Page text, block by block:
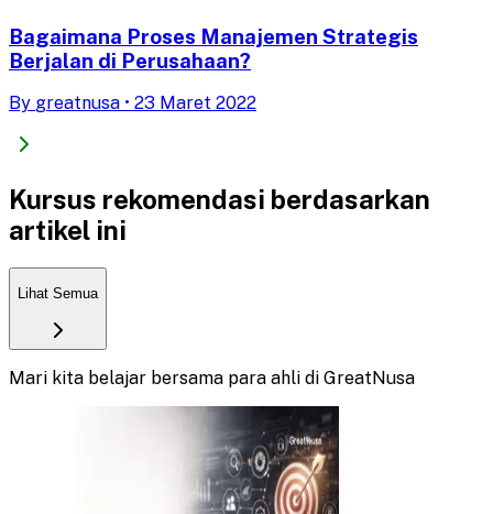
Bagaimana Proses Manajemen Strategis
Berjalan di Perusahaan?
By greatnusa • 23 Maret 2022
Kursus rekomendasi berdasarkan
artikel ini
Lihat Semua
Mari kita belajar bersama para ahli di GreatNusa